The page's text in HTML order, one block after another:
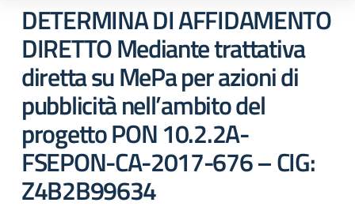
DETERMINA DI AFFIDAMENTO
DIRETTO Mediante trattativa
diretta su MePa per azioni di
pubblicità nell’ambito del
progetto PON 10.2.2A-
FSEPON-CA-2017-676 – CIG:
Z4B2B99634